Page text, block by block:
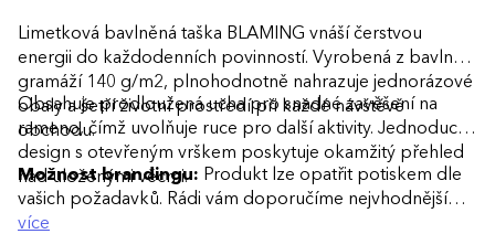
Limetková bavlněná taška BLAMING vnáší čerstvou
energii do každodenních povinností. Vyrobená z bavlny o
gramáží 140 g/m2, plnohodnotně nahrazuje jednorázové
obaly a šetří životní prostředí při každé návštěvě
obchodu.
Obsahuje prodloužená ucha pro snadné zavěšení na
rameno, čímž uvolňuje ruce pro další aktivity. Jednoduchý
design s otevřeným vrškem poskytuje okamžitý přehled
nad uloženými věcmi.
Možnost brandingu: Produkt lze opatřit potiskem dle
vašich požadavků. Rádi vám doporučíme nejvhodnější
technologii potisku s ohledem na design i váš rozpočet.
více